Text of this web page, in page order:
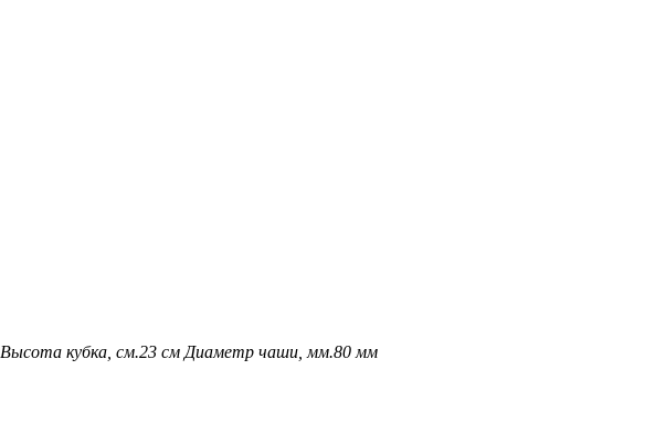
Высота кубка, см.23 см Диаметр чаши, мм.80 мм